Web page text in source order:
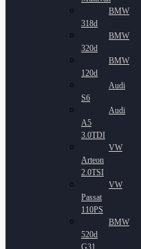
BMW
318d
BMW
320d
BMW
120d
Audi
S6
Audi
A5
3.0TDI
VW
Arteon
2.0TSI
VW
Passat
110PS
BMW
520d
G31